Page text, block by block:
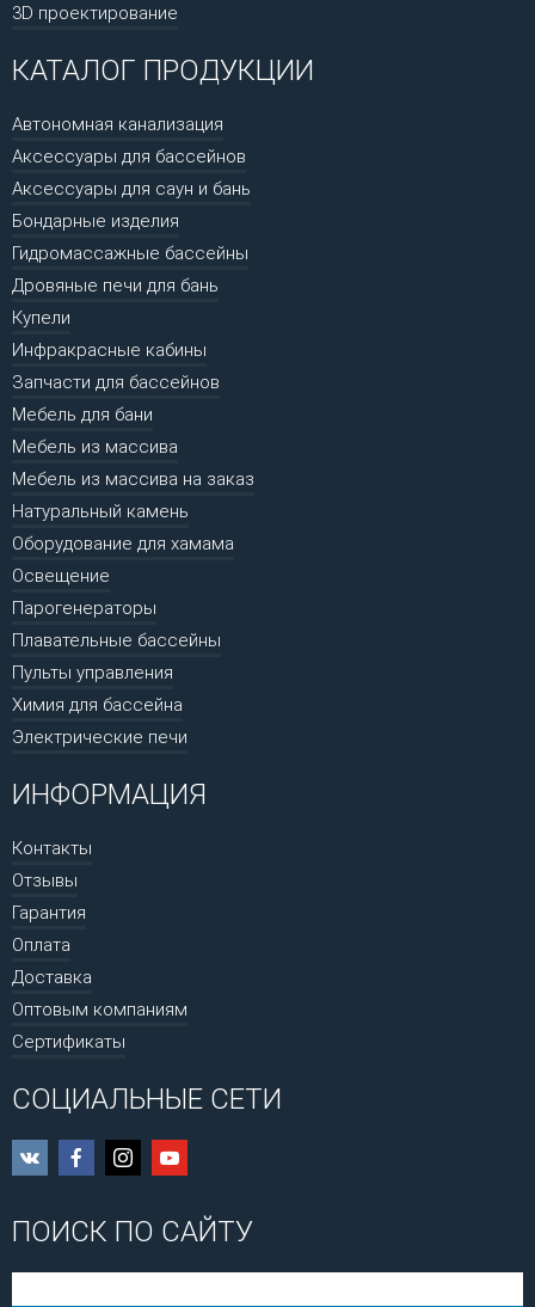
3D проектирование
КАТАЛОГ ПРОДУКЦИИ
Автономная канализация
Аксессуары для бассейнов
Аксессуары для саун и бань
Бондарные изделия
Гидромассажные бассейны
Дровяные печи для бань
Купели
Инфракрасные кабины
Запчасти для бассейнов
Мебель для бани
Мебель из массива
Мебель из массива на заказ
Натуральный камень
Оборудование для хамама
Освещение
Парогенераторы
Плавательные бассейны
Пульты управления
Химия для бассейна
Электрические печи
ИНФОРМАЦИЯ
Контакты
Отзывы
Гарантия
Оплата
Доставка
Оптовым компаниям
Сертификаты
СОЦИАЛЬНЫЕ СЕТИ
ПОИСК ПО САЙТУ